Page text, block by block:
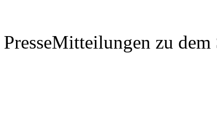
PresseMitteilungen zu